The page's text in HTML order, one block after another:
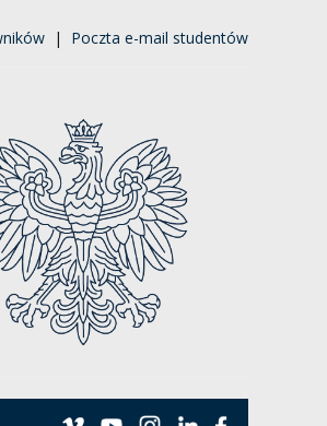
| Poczta e-mail studentów